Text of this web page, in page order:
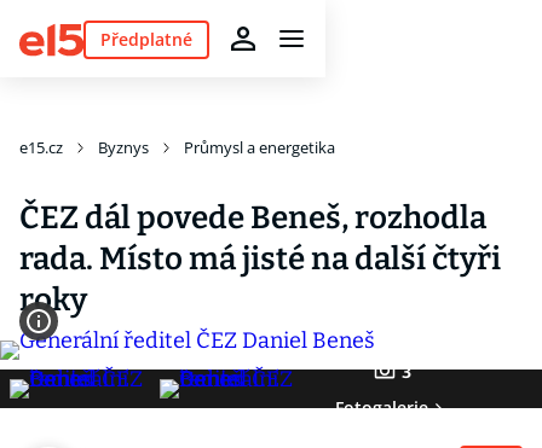
Předplatné
e15.cz Byznys Průmysl a energetika
ČEZ dál povede Beneš, rozhodla
rada. Místo má jisté na další čtyři
roky
3
Fotogalerie